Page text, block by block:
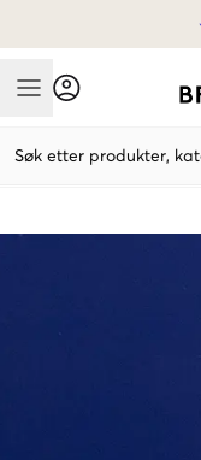
Mobile Menu
Søk etter produkter,